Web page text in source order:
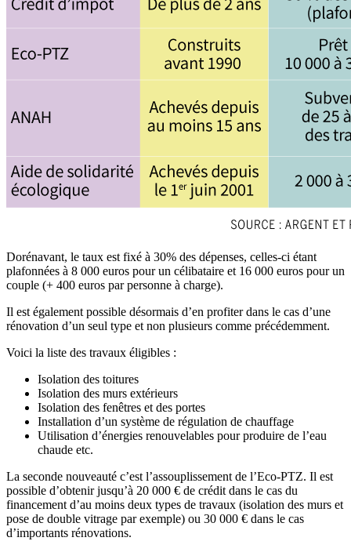
Dorénavant, le taux est fixé à 30% des dépenses, celles-ci étant
plafonnées à 8 000 euros pour un célibataire et 16 000 euros pour un
couple (+ 400 euros par personne à charge).
Il est également possible désormais d’en profiter dans le cas d’une
rénovation d’un seul type et non plusieurs comme précédemment.
Voici la liste des travaux éligibles :
Isolation des toitures
Isolation des murs extérieurs
Isolation des fenêtres et des portes
Installation d’un système de régulation de chauffage
Utilisation d’énergies renouvelables pour produire de l’eau
chaude etc.
La seconde nouveauté c’est l’assouplissement de l’Eco-PTZ. Il est
possible d’obtenir jusqu’à 20 000 € de crédit dans le cas du
financement d’au moins deux types de travaux (isolation des murs et
pose de double vitrage par exemple) ou 30 000 € dans le cas
d’importants rénovations.